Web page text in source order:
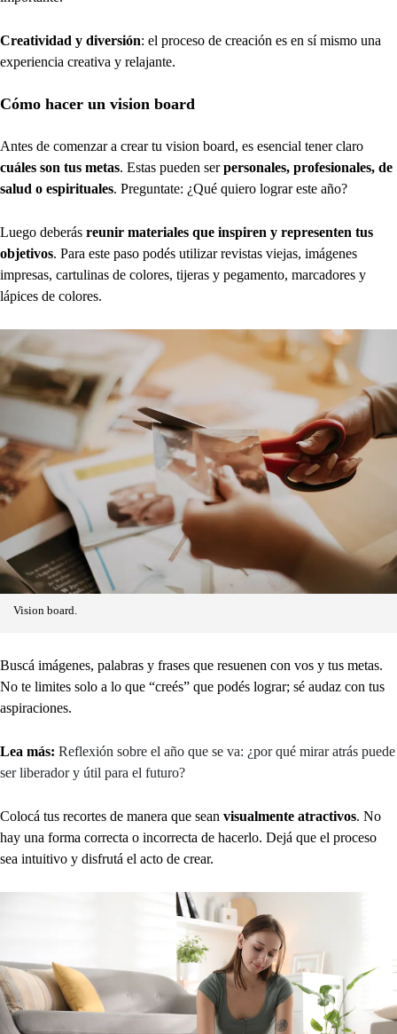
Creatividad y diversión: el proceso de creación es en sí mismo una
experiencia creativa y relajante.
Cómo hacer un vision board
Antes de comenzar a crear tu vision board, es esencial tener claro
cuáles son tus metas. Estas pueden serpersonales, profesionales, de
salud o espirituales. Preguntate: ¿Qué quiero lograr este año?
Luego deberás reunir materiales que inspiren y representen tus
objetivos. Para este paso podés utilizar revistas viejas, imágenes
impresas, cartulinas de colores, tijeras y pegamento, marcadores y
lápices de colores.
Vision board.
Buscá imágenes, palabras y frases que resuenen con vos y tus metas.
No te limites solo a lo que “creés” que podés lograr; sé audaz con tus
aspiraciones.
Lea más: Reflexión sobre el año que se va: ¿por qué mirar atrás puede
ser liberador y útil para el futuro?
Colocá tus recortes de manera que sean visualmente atractivos. No
hay una forma correcta o incorrecta de hacerlo. Dejá que el proceso
sea intuitivo y disfrutá el acto de crear.